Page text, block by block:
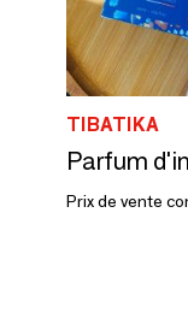
TIBATIKA
Parfum
Prix de vente